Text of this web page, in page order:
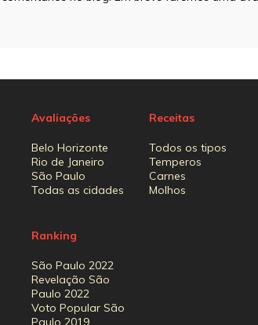
Avaliações
Belo Horizonte
Rio de Janeiro
São Paulo
Todas as cidades
Ranking
São Paulo 2022
Revelação São
Paulo 2022
Voto Popular São
Paulo 2019
Receitas
Todos os tipos
Temperos
Carnes
Molhos